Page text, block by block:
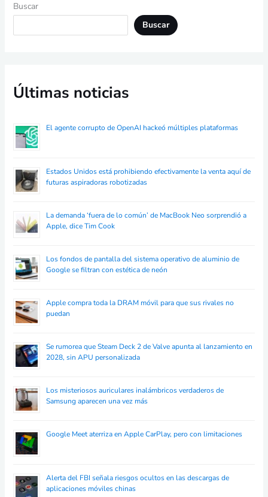
Buscar
Buscar
Últimas noticias
El agente corrupto de OpenAI hackeó múltiples plataformas
Estados Unidos está prohibiendo efectivamente la venta aquí de
futuras aspiradoras robotizadas
La demanda ‘fuera de lo común’ de MacBook Neo sorprendió a
Apple, dice Tim Cook
Los fondos de pantalla del sistema operativo de aluminio de
Google se filtran con estética de neón
Apple compra toda la DRAM móvil para que sus rivales no
puedan
Se rumorea que Steam Deck 2 de Valve apunta al lanzamiento en
2028, sin APU personalizada
Los misteriosos auriculares inalámbricos verdaderos de
Samsung aparecen una vez más
Google Meet aterriza en Apple CarPlay, pero con limitaciones
Alerta del FBI señala riesgos ocultos en las descargas de
aplicaciones móviles chinas